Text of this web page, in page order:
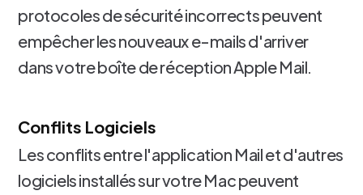
protocoles de sécurité incorrects peuvent
empêcher les nouveaux e-mails d'arriver
dans votre boîte de réception Apple Mail.
Conflits Logiciels
Les conflits entre l'application Mail et d'autres
logiciels installés sur votre Mac peuvent